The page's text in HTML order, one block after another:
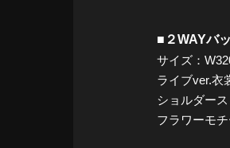
■２WAYバ
サイズ：
ライブver.衣
ショルダー
フラワーモ